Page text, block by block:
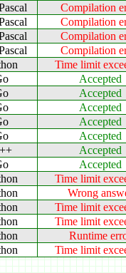
Compilation
Compilation
Compilation
Compilation
Time limit
Accepted
Accepted
Accepted
Accepted
Accepted
Accepted
Accepted
Time limit
Wrong
Time limit
Time limit
Runtime
Time limit